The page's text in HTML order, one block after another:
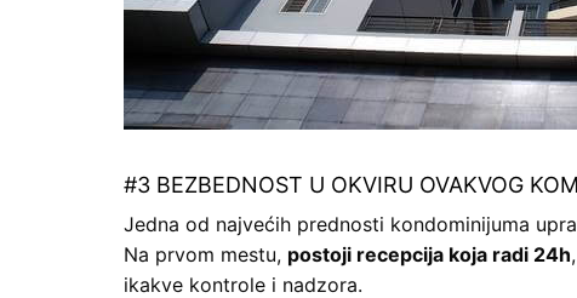
#3 BEZBEDNOST U OKVIRU OVAKVOG
Jedna od najvećih prednosti kondominijuma
Na prvom mestu, postoji recepcija koja radi 24h
ikakve kontrole i nadzora.